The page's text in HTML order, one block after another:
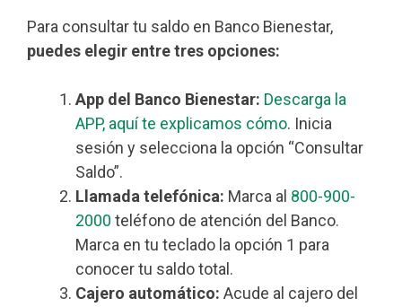
Para consultar tu saldo en Banco Bienestar,
puedes elegir entre tres opciones:
App del Banco Bienestar: Descarga la
APP, aquí te explicamos cómo. Inicia
sesión y selecciona la opción “Consultar
Saldo”.
Llamada telefónica: Marca al 800-900-
2000 teléfono de atención del Banco.
Marca en tu teclado la opción 1 para
conocer tu saldo total.
Cajero automático: Acude al cajero del